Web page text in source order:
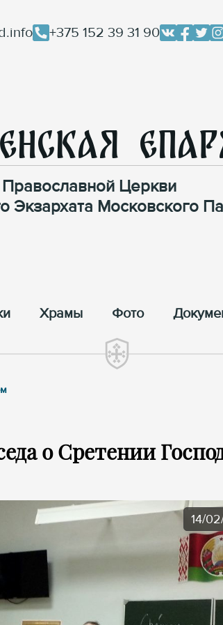
+375 152 39 31 90
Церкви
Экзархата Московского
Храмы Фото
о Сретении
14/